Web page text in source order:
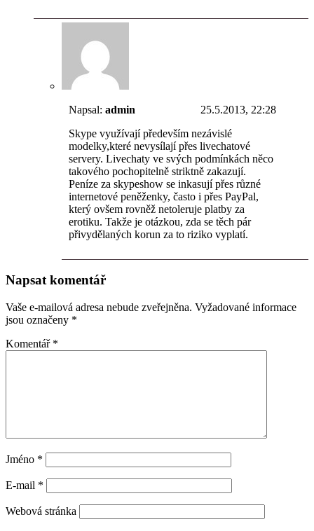
Napsal: admin
25.5.2013, 22:28
Skype využívají především nezávislé
modelky,které nevysílají přes livechatové
servery. Livechaty ve svých podmínkách něco
takového pochopitelně striktně zakazují.
Peníze za skypeshow se inkasují přes různé
internetové peněženky, často i přes PayPal,
který ovšem rovněž netoleruje platby za
erotiku. Takže je otázkou, zda se těch pár
přivydělaných korun za to riziko vyplatí.
Napsat komentář
Vaše e-mailová adresa nebude zveřejněna. Vyžadované informace
jsou označeny *
Komentář *
Jméno *
E-mail *
Webová stránka